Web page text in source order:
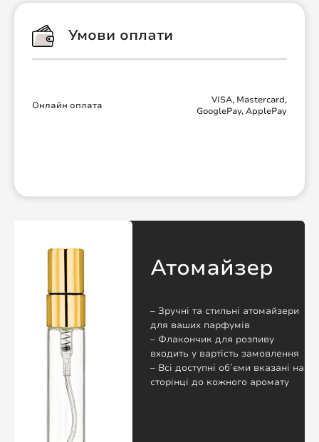
Умови оплати
Онлайн оплата
VISA, Mastercard,
GooglePay, ApplePay
Атомайзер
– Зручні та стильні атомайзери
для ваших парфумів
– Флакончик для розпиву
входить у вартість замовлення
– Всі доступні обʼєми вказані на
сторінці до кожного аромату